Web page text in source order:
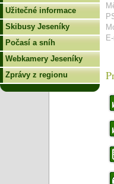
Užitečné informace
Skibusy Jeseníky
Počasí a sníh
Webkamery Jeseníky
Zprávy z regionu